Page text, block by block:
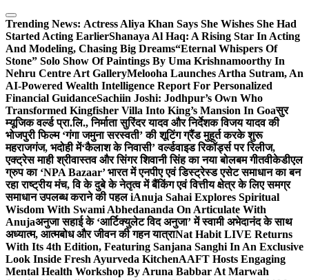
Skip
to
content
Trending News: Actress Aliya Khan Says She Wishes She Had
Started Acting EarlierShanaya Al Haq: A Rising Star In Acting
And Modeling, Chasing Big Dreams“Eternal Whispers Of
Stone” Solo Show Of Paintings By Uma Krishnamoorthy In
Nehru Centre Art GalleryMelooha Launches Artha Sutram, An
AI-Powered Wealth Intelligence Report For Personalized
Financial GuidanceSachiin Joshi: Jodhpur’s Own Who
Transformed Kingfisher Villa Into King’s Mansion In Goaसुर
म्यूजिक वर्ल्ड प्रा.लि., निर्माता सुरिंदर यादव और निर्देशक विजय यादव की
भोजपुरी फिल्म ‘गंगा जमुना सरस्वती’ की शूटिंग ग्रैंड मुहूर्त करके शुरू
महराजगंज, भदोही में‘कैलाश के निवासी’ वर्ल्डवाइड रिकॉर्ड्स पर रिलीज,
एक्ट्रेस माही श्रीवास्तव और सिंगर शिवानी सिंह का नया बोलबम गीतवीकेडीएल
ग्रुप का ‘NPA Bazaar’ भारत में एनपीए एवं डिस्ट्रेस्ड एसेट समाधान का बन
रहा राष्ट्रीय मंच, वि के दुबे के नेतृत्व में बैंकिंग एवं वित्तीय क्षेत्र के लिए समग्र
समाधान उपलब्ध कराने की पहल iAnuja Sahai Explores Spiritual
Wisdom With Swami Abhedananda On Articulate With
Anujaअनुजा सहाई के ‘आर्टिक्युलेट विद अनुजा’ में स्वामी अभेदानंद के साथ
अध्यात्म, आत्मबोध और जीवन की गहन यात्राNat Habit LIVE Returns
With Its 4th Edition, Featuring Sanjana Sanghi In An Exclusive
Look Inside Fresh Ayurveda KitchenAAFT Hosts Engaging
Mental Health Workshop By Aruna Babbar At Marwah